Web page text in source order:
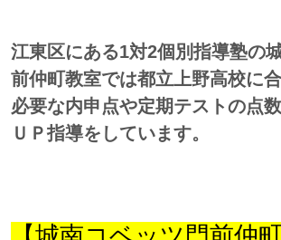
江東区にある1対2個別指導塾の
前仲町教室では都立上野高校に
必要な内申点や定期テストの点
ＵＰ指導をしています。